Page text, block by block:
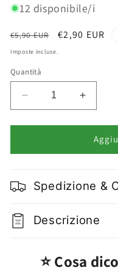
12 disponibile/i
Prezzo
di
€5,90 EUR
Prezzo
€2,90 EUR
Imposte incluse.
Quantità
Diminuisci
quantità
per
Di
Potassio
115gr
Rotondo
quantità
per
Allume
Di
115gr
Rotondo
Spedizione &
Descrizione
⭐ Cosa